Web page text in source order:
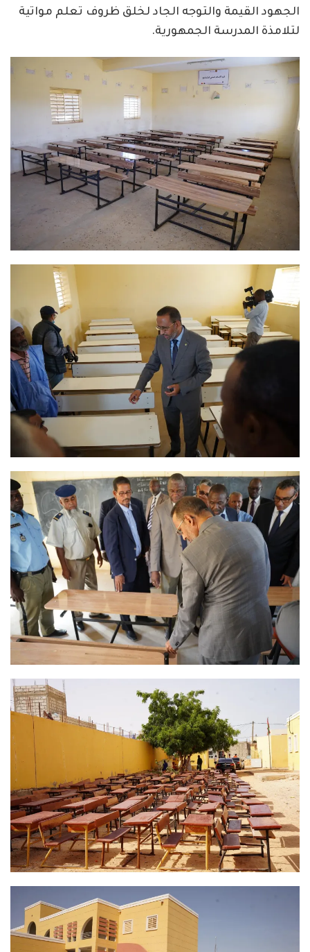
الجهود القيمة والتوجه الجاد لخلق ظروف تعلم مواتية
لتلامذة المدرسة الجمهورية.